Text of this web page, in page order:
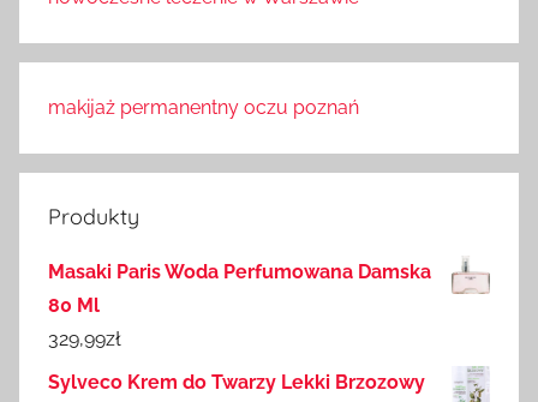
makijaż permanentny oczu poznań
Produkty
Masaki Paris Woda Perfumowana Damska
80 Ml
329,99zł
Sylveco Krem do Twarzy Lekki Brzozowy